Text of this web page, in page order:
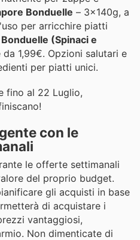
Bonduelle – 3x140g, a
per arricchire piatti
(Spinaci e
1,99€. Opzioni salutari e
per piatti unici.
fino al 22 Luglio,
con le
le offerte settimanali
del proprio budget.
gli acquisti in base
di acquistare i
vantaggiosi,
Non dimenticate di